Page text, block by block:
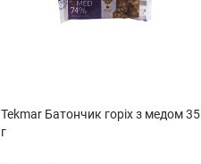
Tekmar Батончик горіх з медом 35
г